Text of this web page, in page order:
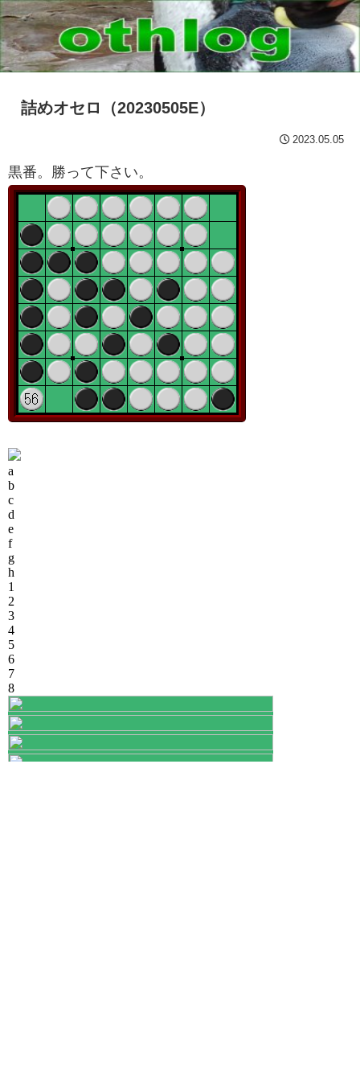
詰めオセロ（20230505E）
2023.05.05
黒番。勝って下さい。